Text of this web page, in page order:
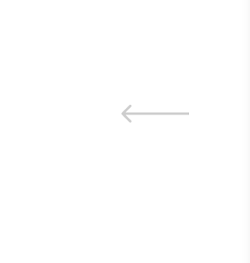
Хабибуллина Резеда
Ахметзагировна